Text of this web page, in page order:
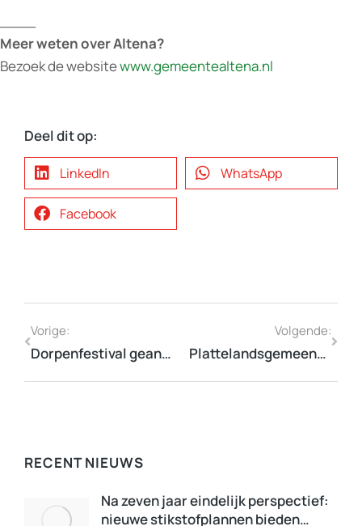
Meer weten over Altena?
Bezoek de websitewww.gemeentealtena.nl
Deel dit op:
LinkedIn WhatsApp
Facebook
Vorige:
Dorpenfestival geannuleerd
Volgende:
Plattelandsgemeenten, laat uw stem horen voor de herverdeling van het gemeentefonds
RECENT NIEUWS
Na zeven jaar eindelijk perspectief:
nieuwe stikstofplannen bieden…